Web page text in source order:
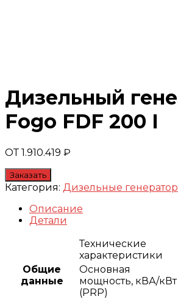
Дизельный
Fogo FDF 200 I
ОТ 1.910.419 ₽
Заказать
Категория: Дизельные
Описание
Детали
Общие
данные
Технические
характеристики
Основная
мощность, кВА/кВт
(PRP)